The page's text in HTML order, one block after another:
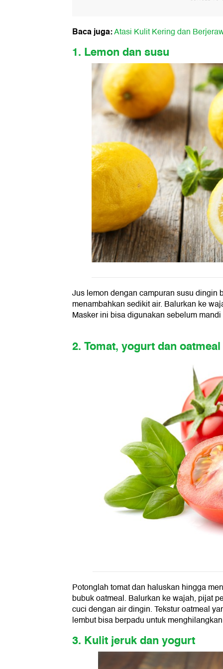
Baca juga:Atasi Kulit Kering dan
1. Lemon dan susu
Jus lemon dengan campuran susu dingin
menambahkan sedikit air. Balurkan ke
Masker ini bisa digunakan sebelum
2. Tomat, yogurt dan oatmeal
Potonglah tomat dan haluskan hingga
bubuk oatmeal. Balurkan ke wajah, pijat
cuci dengan air dingin. Tekstur oatmeal
lembut bisa berpadu untuk
3. Kulit jeruk dan yogurt